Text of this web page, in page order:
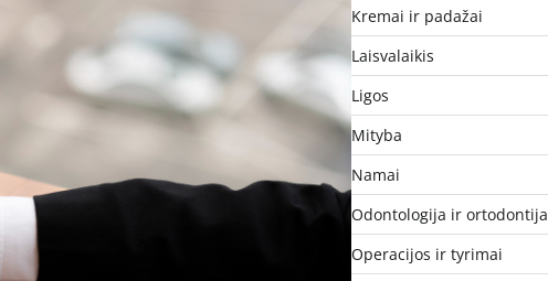
Kremai ir padažai
Laisvalaikis
Ligos
Mityba
Namai
Odontologija ir ortodontija
Operacijos ir tyrimai